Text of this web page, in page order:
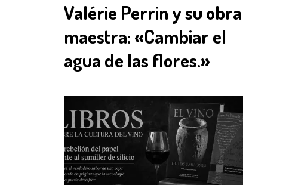
Valérie Perrin y su obra
maestra: «Cambiar el
agua de las flores.»